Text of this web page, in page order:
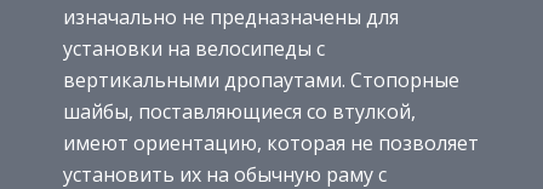
изначально не предназначены для
установки на велосипеды с
вертикальными дропаутами. Стопорные
шайбы, поставляющиеся со втулкой,
имеют ориентацию, которая не позволяет
установить их на обычную раму с